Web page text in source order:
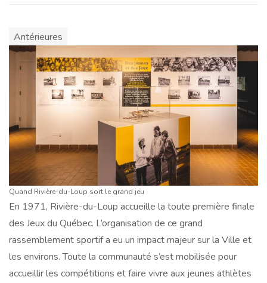
Antérieures
Quand Rivière-du-Loup sort le grand jeu
En 1971, Rivière-du-Loup accueille la toute première finale
des Jeux du Québec. L’organisation de ce grand
rassemblement sportif a eu un impact majeur sur la Ville et
les environs. Toute la communauté s’est mobilisée pour
accueillir les compétitions et faire vivre aux jeunes athlètes